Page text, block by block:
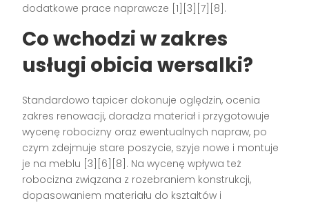
dodatkowe prace naprawcze [1][3][7][8].
Co wchodzi w zakres
usługi obicia wersalki?
Standardowo tapicer dokonuje oględzin, ocenia
zakres renowacji, doradza materiał i przygotowuje
wycenę robocizny oraz ewentualnych napraw, po
czym zdejmuje stare poszycie, szyje nowe i montuje
je na meblu [3][6][8]. Na wycenę wpływa też
robocizna związana z rozebraniem konstrukcji,
dopasowaniem materiału do kształtów i